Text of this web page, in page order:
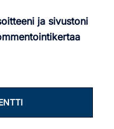
ja sivustoni